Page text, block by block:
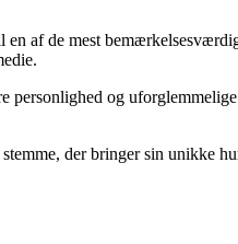
af ​​de mest
og
der bringer sin unikke